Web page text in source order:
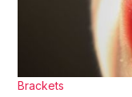
Brackets